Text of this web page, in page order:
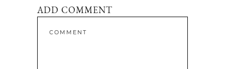
ADD COMMENT